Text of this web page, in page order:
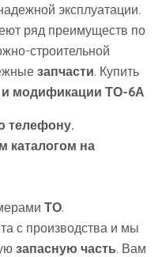
эксплуатации.
ряд преимуществ по
строительной
запчасти. Купить
и модификации ТО-6А
телефону.
каталогом на
ТО.
с производства и мы
запасную часть. Вам